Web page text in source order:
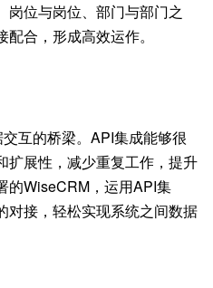
岗位与岗位、部门与部门之
合，形成高效运作。
互的桥梁。API集成能够很
扩展性，减少重复工作，提升
的WiseCRM，运用API集
对接，轻松实现系统之间数据